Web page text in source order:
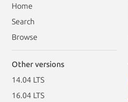
Home
Search
Browse
Other versions
14.04 LTS
16.04 LTS